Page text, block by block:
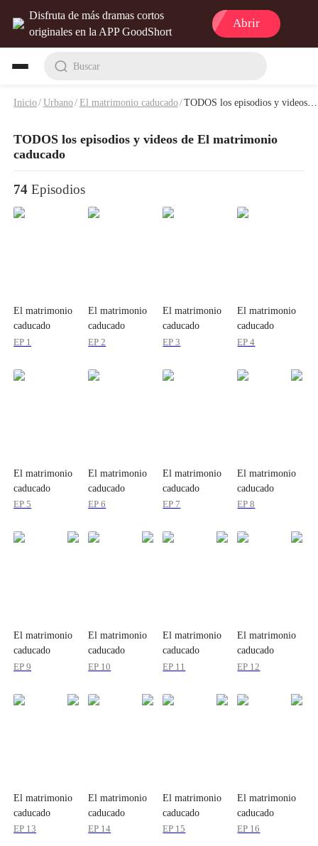
Disfruta de más dramas cortos
originales en la APP GoodShort
Abrir
Buscar
Inicio/Urbano/El matrimonio caducado/TODOS los episodios y videos de El matrimonio caducado
TODOS los episodios y videos de El matrimonio
caducado
74 Episodios
El matrimonio
caducado
EP 1
El matrimonio
caducado
EP 2
El matrimonio
caducado
EP 3
El matrimonio
caducado
EP 4
El matrimonio
caducado
EP 5
El matrimonio
caducado
EP 6
El matrimonio
caducado
EP 7
El matrimonio
caducado
EP 8
El matrimonio
caducado
EP 9
El matrimonio
caducado
EP 10
El matrimonio
caducado
EP 11
El matrimonio
caducado
EP 12
El matrimonio
caducado
EP 13
El matrimonio
caducado
EP 14
El matrimonio
caducado
EP 15
El matrimonio
caducado
EP 16